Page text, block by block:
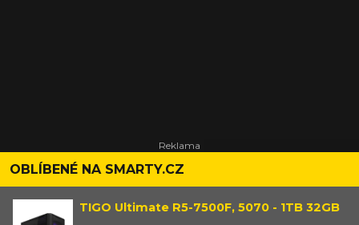
OBLÍBENÉ NA SMARTY.CZ
TIGO Ultimate R5-7500F, 5070 - 1TB 32GB